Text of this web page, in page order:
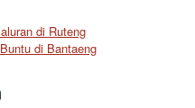
di Ruteng
di Bantaeng